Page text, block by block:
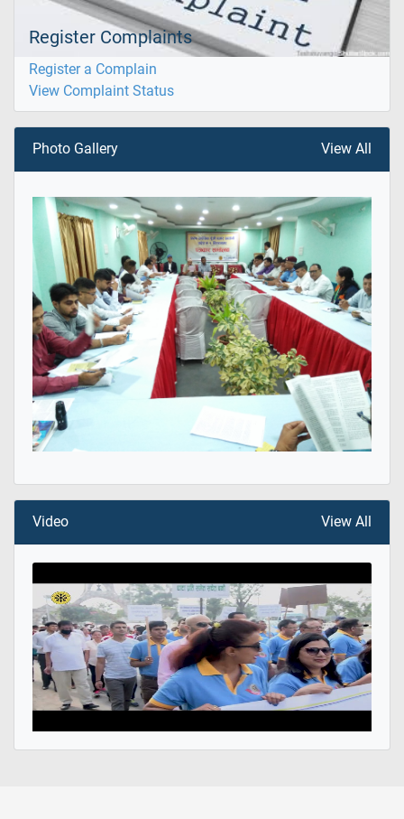
Register Complaints
Register a Complain
View Complaint Status
Photo Gallery View All
Video View All